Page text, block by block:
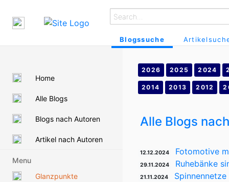
Blogssuche
Home
Alle Blogs
Blogs nach Autoren
Artikel nach Autoren
Menu
Glanzpunkte
2026 2025 2024
2014 2013 2012
Alle Blogs
12.12.2024 Fotomotive
29.11.2024 Ruhebänke
21.11.2024